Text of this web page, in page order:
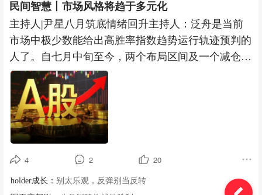
民间智慧丨市场风格将趋于多元化
主持人|尹星八月筑底情绪回升主持人：泛舟是当前
市场中极少数能给出高胜率指数趋势运行轨迹预判的
人了。自七月中旬至今，两个布局区间及一个减仓
位，目前回看全部精准兑现
4 2 20
holder成长： 别太乐观，反弹别当反转